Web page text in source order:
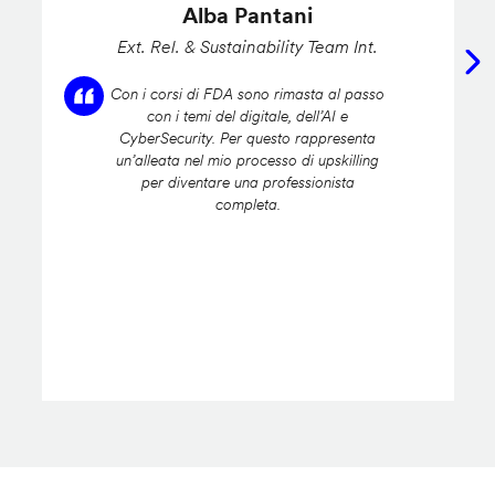
Alba Pantani
Ext. Rel. & Sustainability Team Int.
Con i corsi di FDA sono rimasta al passo
con i temi del digitale, dell’AI e
CyberSecurity. Per questo rappresenta
un’alleata nel mio processo di upskilling
per diventare una professionista
completa.